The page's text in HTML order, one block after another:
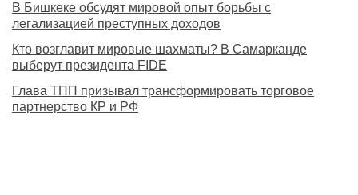
В Бишкеке обсудят мировой опыт борьбы с
легализацией преступных доходов
Кто возглавит мировые шахматы? В Самарканде
выберут президента FIDE
Глава ТПП призывал трансформировать торговое
партнерство КР и РФ